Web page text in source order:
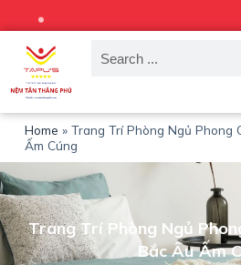
k
p
t
o
c
o
n
t
e
n
t
Home » Trang Trí Phòng Ngủ Phong
Ấm Cúng
Trang Trí Phòng Ngủ
Bắc Âu Ấm